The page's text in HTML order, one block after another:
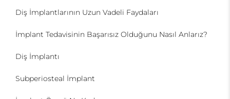
Diş İmplantlarının Uzun Vadeli Faydaları
İmplant Tedavisinin Başarısız Olduğunu Nasıl Anlarız?
Diş İmplantı
Subperiosteal İmplant